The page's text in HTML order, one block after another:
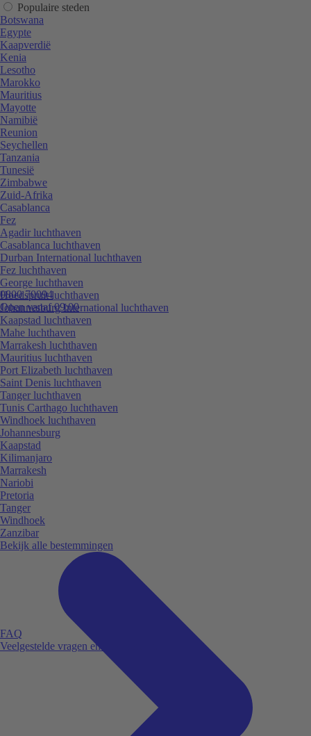
0800 70094
Open vanaf 09:00
FAQ
Veelgestelde vragen en antwoorden.
Populaire steden
Botswana
Egypte
Kaapverdië
Kenia
Lesotho
Marokko
Mauritius
Mayotte
Namibië
Reunion
Seychellen
Tanzania
Tunesië
Zimbabwe
Zuid-Afrika
Casablanca
Fez
Agadir luchthaven
Casablanca luchthaven
Durban International luchthaven
Fez luchthaven
George luchthaven
Hoedspruit luchthaven
Johannesburg International luchthaven
Kaapstad luchthaven
Mahe luchthaven
Marrakesh luchthaven
Mauritius luchthaven
Port Elizabeth luchthaven
Saint Denis luchthaven
Tanger luchthaven
Tunis Carthago luchthaven
Windhoek luchthaven
Johannesburg
Kaapstad
Kilimanjaro
Marrakesh
Nariobi
Pretoria
Tanger
Windhoek
Zanzibar
Bekijk alle bestemmingen